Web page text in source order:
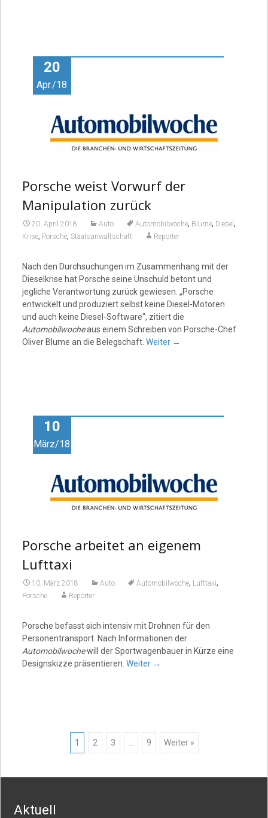
20
Apr./18
Porsche weist Vorwurf der
Manipulation zurück
20. April 2018 Auto Automobilwoche, Blume, Diesel ,
Krise, Porsche, Staatsanwaltschaft Reporter
Nach den Durchsuchungen im Zusammenhang mit der
Dieselkrise hat Porsche seine Unschuld betont und
jegliche Verantwortung zurück gewiesen. „Porsche
entwickelt und produziert selbst keine Diesel-Motoren
und auch keine Diesel-Software“, zitiert die
Automobilwocheaus einem Schreiben von Porsche-Chef
Oliver Blume an die Belegschaft. Weiter →
10
März/18
Porsche arbeitet an eigenem
Lufttaxi
10. März 2018 Auto Automobilwoche, Lufttaxi,
Porsche Reporter
Porsche befasst sich intensiv mit Drohnen für den
Personentransport. Nach Informationen der
Automobilwochewill der Sportwagenbauer in Kürze eine
Designskizze präsentieren. Weiter →
Posts
navigation
1 2 3 9 Weiter »
Aktuell